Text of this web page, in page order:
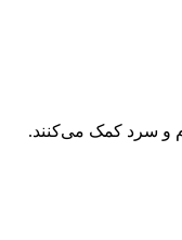
و سرد کمک می‌کنند.